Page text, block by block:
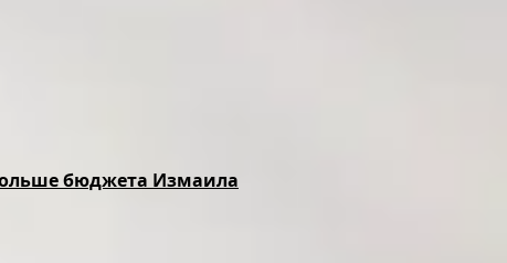
бюджета Измаила